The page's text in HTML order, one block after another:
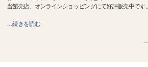
当館売店、オンラインショッピングにて好評販売中です。
…続きを読む